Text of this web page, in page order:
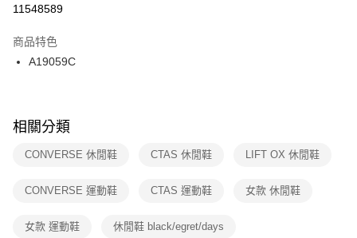
１．於結帳方式選擇「AFTEE先享後付」後，將跳轉至「AFTEE先享後付」
２．訂單成立數日內，您將收到繳費通知簡訊。
３．收到繳費通知簡訊後14天內，點擊此簡訊中的連結，可透過四大超商／
ATM／網路銀行／等多元方式進行付款，方視為交易完成。
※ 交易是否成功請以「AFTEE先享後付 」之結帳頁面顯示為準，若有關於
是否繳費成功／繳費後需取消欲退款等相關疑問，請聯繫「AFTEE先享後付
客戶支援中心」 https://netprotections.freshdesk.com/support/home
１．透過由恩沛科技股份有限公司提供之「AFTEE先享後付」服務完成之交
權轉讓予恩沛科技股份有限公司。
每筆NT$100，滿NT$1,500(含以上)免運費
付款後門市自取
每筆NT$100，滿NT$1,500(含以上)免運費
11548589
商品特色
A19059C
相關分類
CONVERSE 休閒鞋 CTAS 休閒鞋 LIFT OX 休閒鞋
CONVERSE 運動鞋 CTAS 運動鞋 女款 休閒鞋
女款 運動鞋 休閒鞋 black/egret/days